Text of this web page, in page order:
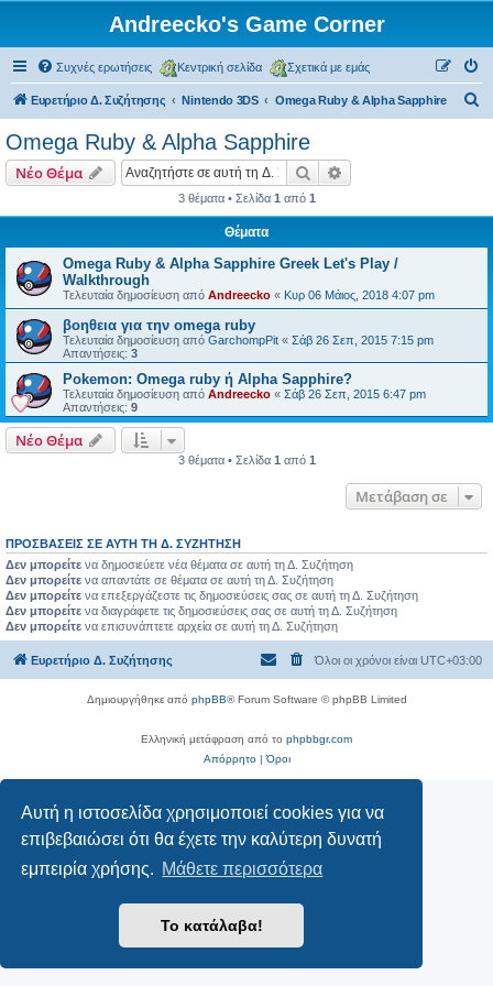
Αυτή η ιστοσελίδα χρησιμοποιεί cookies για να
επιβεβαιώσει ότι θα έχετε την καλύτερη δυνατή
εμπειρία χρήσης. Μάθετε περισσότερα
Το κατάλαβα!
Andreecko's Game Corner
Συχνές ερωτήσεις Κεντρική σελίδα Σχετικά με εμάς
Ευρετήριο Δ. Συζήτησης Nintendo 3DS Omega Ruby & Alpha Sapphire
η
Omega Ruby & Alpha Sapphire
Νέο Θέμα Αναζήτηση
3 θέματα • Σελίδα 1 από 1
Θέματα
Omega Ruby & Alpha Sapphire Greek Let's Play /
Walkthrough
Τελευταία δημοσίευση από Andreecko « Κυρ 06 Μάιος, 2018 4:07 pm
βοηθεια για την omega ruby
Τελευταία δημοσίευση από GarchompPit « Σάβ 26 Σεπ, 2015 7:15 pm
Απαντήσεις: 3
Pokemon: Omega ruby ή Alpha Sapphire?
Τελευταία δημοσίευση από Andreecko « Σάβ 26 Σεπ, 2015 6:47 pm
Απαντήσεις: 9
Νέο Θέμα
3 θέματα • Σελίδα 1 από 1
Μετάβαση σε
ΠΡΟΣΒΆΣΕΙΣ ΣΕ ΑΥΤΉ ΤΗ Δ. ΣΥΖΉΤΗΣΗ
Δεν μπορείτε να δημοσιεύετε νέα θέματα σε αυτή τη Δ. Συζήτηση
Δεν μπορείτε να απαντάτε σε θέματα σε αυτή τη Δ. Συζήτηση
Δεν μπορείτε να επεξεργάζεστε τις δημοσιεύσεις σας σε αυτή τη Δ. Συζήτηση
Δεν μπορείτε να διαγράφετε τις δημοσιεύσεις σας σε αυτή τη Δ. Συζήτηση
Δεν μπορείτε να επισυνάπτετε αρχεία σε αυτή τη Δ. Συζήτηση
Ευρετήριο Δ. Συζήτησης Όλοι οι χρόνοι είναι UTC+03:00
Δημιουργήθηκε από phpBB® Forum Software © phpBB Limited
Ελληνική μετάφραση από το phpbbgr.com
Απόρρητο|Όροι